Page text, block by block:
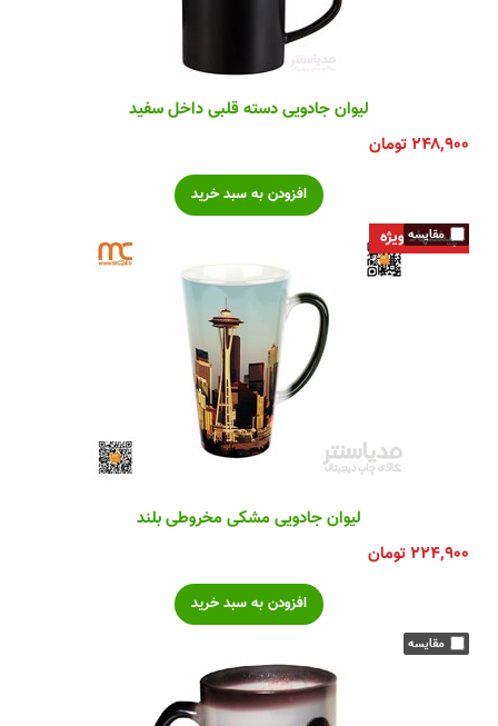
لیوان جادویی دسته قلبی داخل سفید
۲۴۸,۹۰۰تومان
پیشنهاد ویژه
لیوان جادویی مشکی مخروطی بلند
۲۲۴,۹۰۰تومان